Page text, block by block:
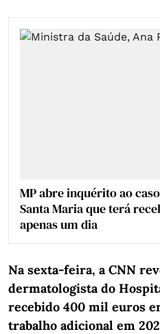
MP abre inquérito ao
Santa Maria que terá
apenas um dia
Na sexta-feira, a CNN
dermatologista do
recebido 400 mil euros
trabalho adicional em